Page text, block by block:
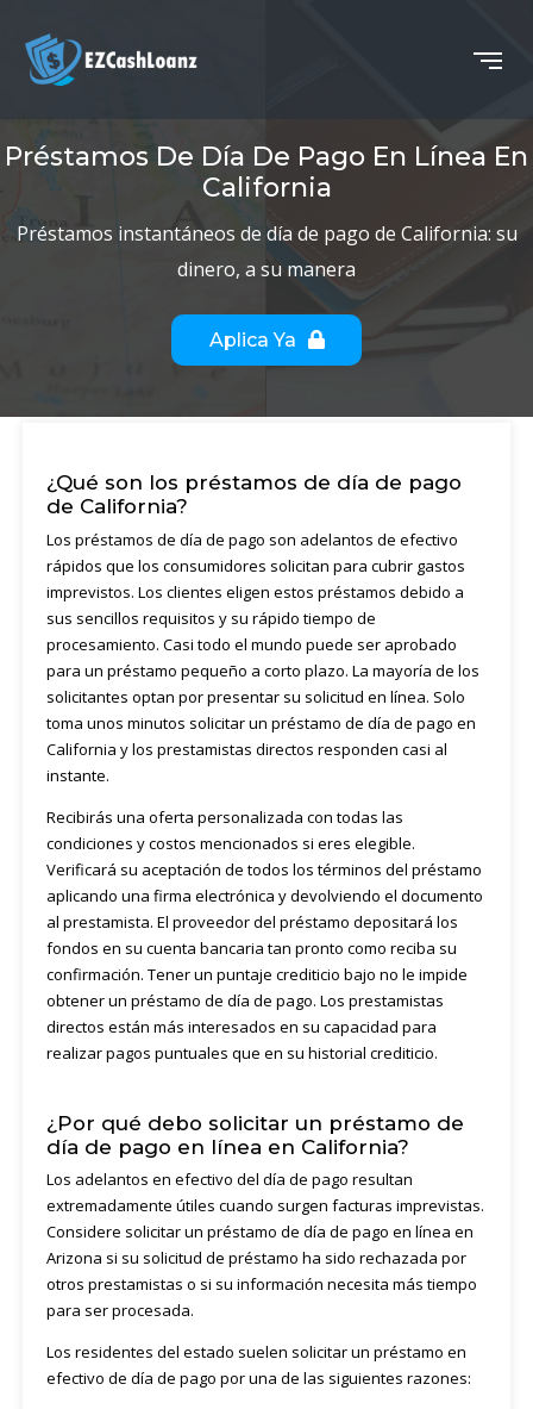
Préstamos De Día De Pago En Línea En
California
Préstamos instantáneos de día de pago de California: su
dinero, a su manera
Aplica Ya
¿Qué son los préstamos de día de pago
de California?
Los préstamos de día de pago son adelantos de efectivo
rápidos que los consumidores solicitan para cubrir gastos
imprevistos. Los clientes eligen estos préstamos debido a
sus sencillos requisitos y su rápido tiempo de
procesamiento. Casi todo el mundo puede ser aprobado
para un préstamo pequeño a corto plazo. La mayoría de los
solicitantes optan por presentar su solicitud en línea. Solo
toma unos minutos solicitar un préstamo de día de pago en
California y los prestamistas directos responden casi al
instante.
Recibirás una oferta personalizada con todas las
condiciones y costos mencionados si eres elegible.
Verificará su aceptación de todos los términos del préstamo
aplicando una firma electrónica y devolviendo el documento
al prestamista. El proveedor del préstamo depositará los
fondos en su cuenta bancaria tan pronto como reciba su
confirmación. Tener un puntaje crediticio bajo no le impide
obtener un préstamo de día de pago. Los prestamistas
directos están más interesados ​​en su capacidad para
realizar pagos puntuales que en su historial crediticio.
¿Por qué debo solicitar un préstamo de
día de pago en línea en California?
Los adelantos en efectivo del día de pago resultan
extremadamente útiles cuando surgen facturas imprevistas.
Considere solicitar un préstamo de día de pago en línea en
Arizona si su solicitud de préstamo ha sido rechazada por
otros prestamistas o si su información necesita más tiempo
para ser procesada.
Los residentes del estado suelen solicitar un préstamo en
efectivo de día de pago por una de las siguientes razones: